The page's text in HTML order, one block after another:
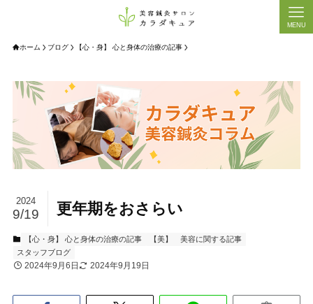
MENU
ホーム ブログ 【心・身】 心と身体の治療の記事
更年期をおさらい
2024
9/19
【心・身】 心と身体の治療の記事
【美】 美容に関する記事
スタッフブログ
2024年9月6日 2024年9月19日